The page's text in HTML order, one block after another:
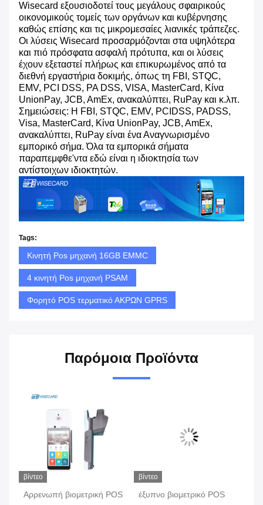
Wisecard εξουσιοδοτεί τους μεγάλους σφαιρικούς
οικονομικούς τομείς των οργάνων και κυβέρνησης
καθώς επίσης και τις μικρομεσαίες λιανικές τράπεζες.
Οι λύσεις Wisecard προσαρμόζονται στα υψηλότερα
και πιό πρόσφατα ασφαλή πρότυπα, και οι λύσεις
έχουν εξεταστεί πλήρως και επικυρωμένος από τα
διεθνή εργαστήρια δοκιμής, όπως τη FBI, STQC,
EMV, PCI DSS, PA DSS, VISA, MasterCard, Κίνα
UnionPay, JCB, AmEx, ανακαλύπτει, RuPay και κ.λπ.
Σημειώσεις: Η FBI, STQC, EMV, PCIDSS, PADSS,
Visa, MasterCard, Κίνα UnionPay, JCB, AmEx,
ανακαλύπτει, RuPay είναι ένα Αναγνωρισμένο
εμπορικό σήμα. Όλα τα εμπορικά σήματα
παραπεμφθε'ντα εδώ είναι η ιδιοκτησία των
αντίστοιχων ιδιοκτητών.
Tags:
Κινητή Pos μηχανή 16GB EMMC
4 κινητή Pos μηχανή PSAM
Φορητό POS τερματικό ΑΚΡΩΝ GPRS
Παρόμοια Προϊόντα
βίντεο
Αρρενωπή βιομετρική POS
βίντεο
έξυπνο βιομετρικό POS